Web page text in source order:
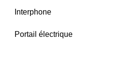
Interphone
Portail électrique